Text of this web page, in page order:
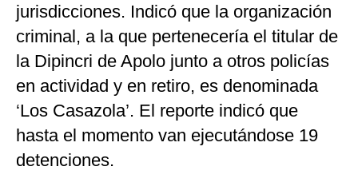
jurisdicciones. Indicó que la organización
criminal, a la que pertenecería el titular de
la Dipincri de Apolo junto a otros policías
en actividad y en retiro, es denominada
‘Los Casazola’. El reporte indicó que
hasta el momento van ejecutándose 19
detenciones.